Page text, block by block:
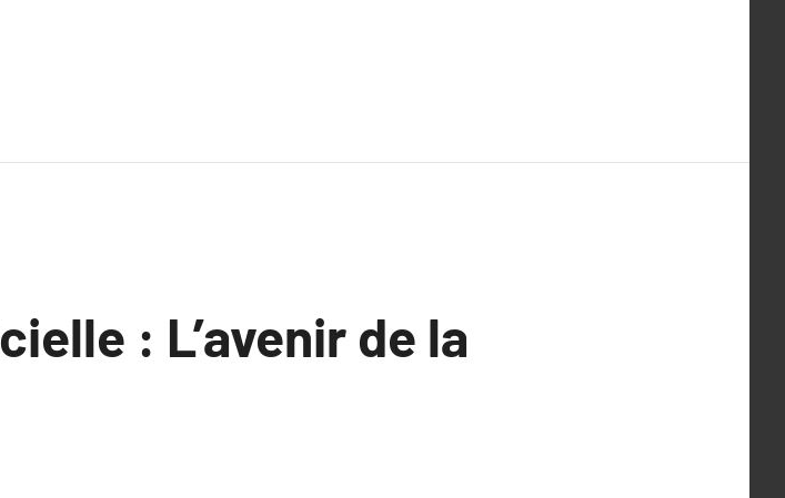
: L’avenir de la